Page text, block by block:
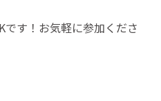
す！お気軽に参加くださ